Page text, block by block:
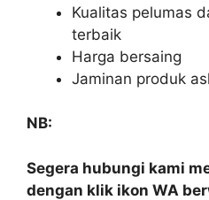
Kualitas pelumas
terbaik
Harga bersaing
Jaminan produk
NB:
Segera hubungi kami
dengan klik ikon WA